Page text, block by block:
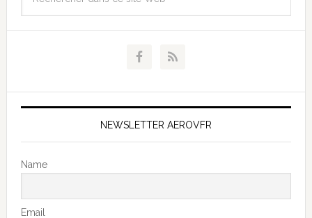
NEWSLETTER AEROVFR
Name
Email